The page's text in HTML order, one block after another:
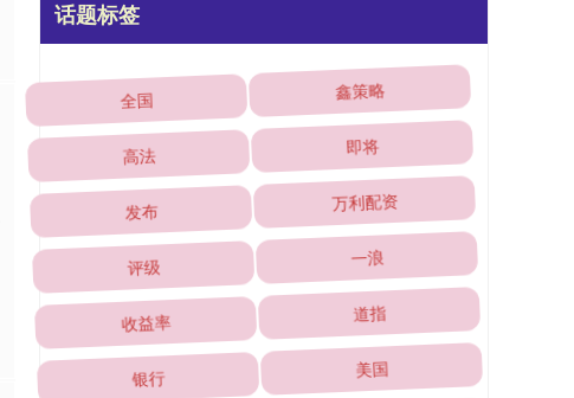
话题标签
全国 鑫策略
高法 即将
发布 万利配资
评级 一浪
收益率 道指
银行 美国